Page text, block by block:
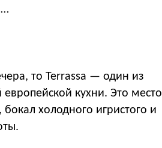
то Terrassa — один из
кухни. Это место
холодного игристого и